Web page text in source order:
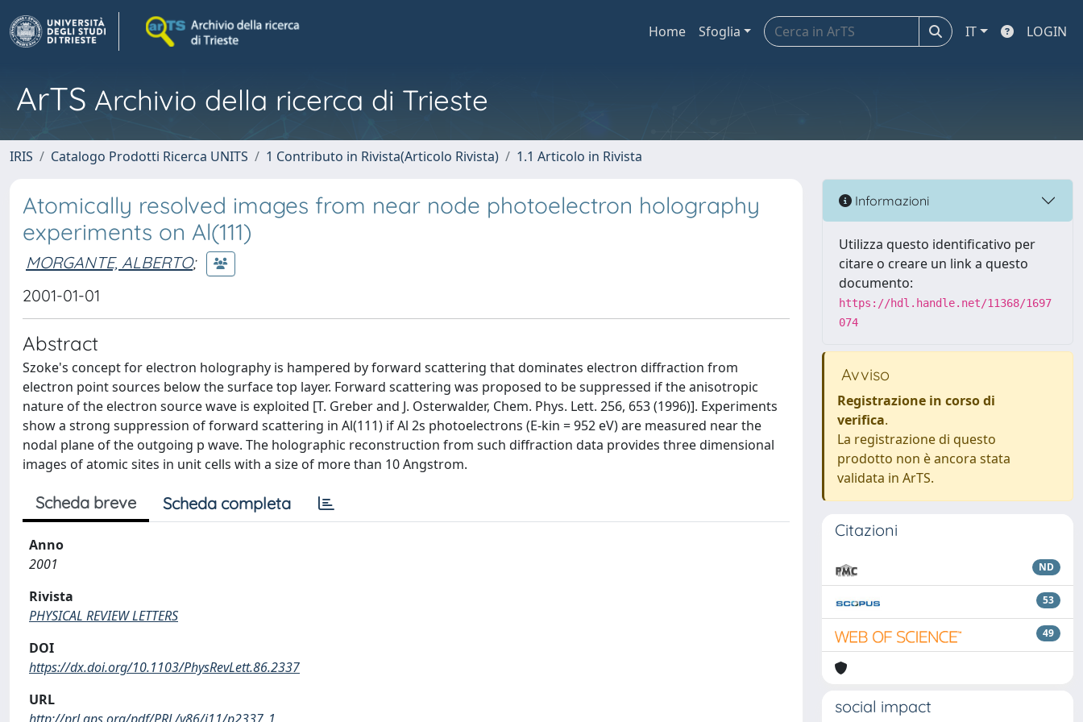
Home Sfoglia IT LOGIN
ArTS Archivio della ricerca di Trieste
IRIS Catalogo Prodotti Ricerca UNITS 1 Contributo in Rivista(Articolo Rivista) 1.1 Articolo in Rivista
Atomically resolved images from near node photoelectron holography
experiments on Al(111)
MORGANTE, ALBERTO;
2001-01-01
Abstract
Szoke's concept for electron holography is hampered by forward scattering that dominates electron diffraction from
electron point sources below the surface top layer. Forward scattering was proposed to be suppressed if the anisotropic
nature of the electron source wave is exploited [T. Greber and J. Osterwalder, Chem. Phys. Lett. 256, 653 (1996)]. Experiments
show a strong suppression of forward scattering in Al(111) if Al 2s photoelectrons (E-kin = 952 eV) are measured near the
nodal plane of the outgoing p wave. The holographic reconstruction from such diffraction data provides three dimensional
images of atomic sites in unit cells with a size of more than 10 Angstrom.
Scheda breve Scheda completa
Anno
2001
Rivista
PHYSICAL REVIEW LETTERS
DOI
https://dx.doi.org/10.1103/PhysRevLett.86.2337
URL
Informazioni
Utilizza questo identificativo per
citare o creare un link a questo
documento:
https://hdl.handle.net/11368/1697
074
Avviso
Registrazione in corso di
verifica.
La registrazione di questo
prodotto non è ancora stata
validata in ArTS.
Citazioni
ND
53
49
social impact